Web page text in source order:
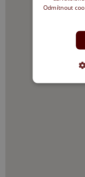
Odmítnout